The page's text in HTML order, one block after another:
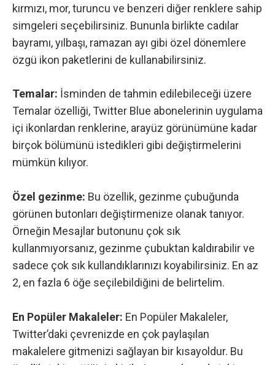
kırmızı, mor, turuncu ve benzeri diğer renklere sahip
simgeleri seçebilirsiniz. Bununla birlikte cadılar
bayramı, yılbaşı, ramazan ayı gibi özel dönemlere
özgü ikon paketlerini de kullanabilirsiniz.
Temalar: İsminden de tahmin edilebileceği üzere
Temalar özelliği, Twitter Blue abonelerinin uygulama
içi ikonlardan renklerine, arayüz görünümüne kadar
birçok bölümünü istedikleri gibi değiştirmelerini
mümkün kılıyor.
Özel gezinme: Bu özellik, gezinme çubuğunda
görünen butonları değiştirmenize olanak tanıyor.
Örneğin Mesajlar butonunu çok sık
kullanmıyorsanız, gezinme çubuktan kaldırabilir ve
sadece çok sık kullandıklarınızı koyabilirsiniz. En az
2, en fazla 6 öğe seçilebildiğini de belirtelim.
En Popüler Makaleler: En Popüler Makaleler,
Twitter’daki çevrenizde en çok paylaşılan
makalelere gitmenizi sağlayan bir kısayoldur. Bu